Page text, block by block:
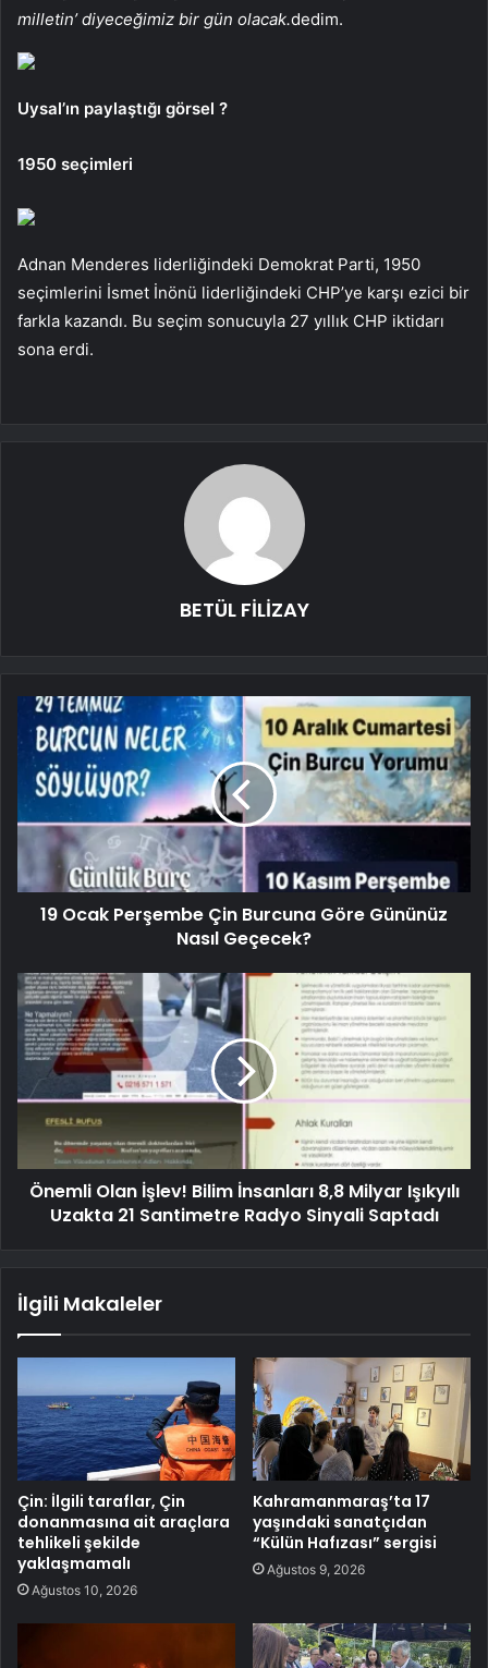
milletin’ diyeceğimiz bir gün olacak.dedim.
Uysal’ın paylaştığı görsel ?
1950 seçimleri
Adnan Menderes liderliğindeki Demokrat Parti, 1950
seçimlerini İsmet İnönü liderliğindeki CHP’ye karşı ezici bir
farkla kazandı. Bu seçim sonucuyla 27 yıllık CHP iktidarı
sona erdi.
BETÜL FİLİZAY
19 Ocak Perşembe Çin Burcuna Göre Gününüz
Nasıl Geçecek?
Önemli Olan İşlev! Bilim İnsanları 8,8 Milyar Işıkyılı
Uzakta 21 Santimetre Radyo Sinyali Saptadı
İlgili Makaleler
Çin: İlgili taraflar, Çin
donanmasına ait araçlara
tehlikeli şekilde
yaklaşmamalı
Ağustos 10, 2026
Kahramanmaraş’ta 17
yaşındaki sanatçıdan
“Külün Hafızası” sergisi
Ağustos 9, 2026